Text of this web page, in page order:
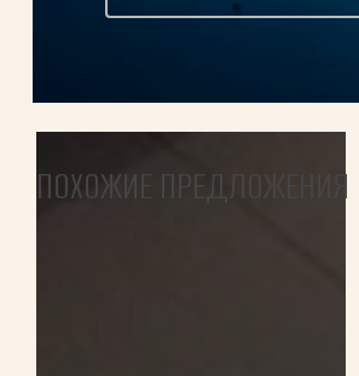
ПОХОЖИЕ ПРЕДЛОЖЕНИЯ